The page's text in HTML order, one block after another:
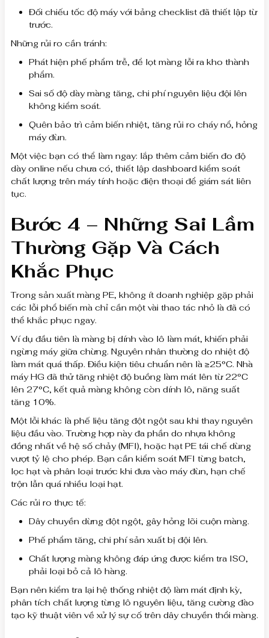
Đối chiếu tốc độ máy với bảng checklist đã thiết lập từ
trước.
Những rủi ro cần tránh:
Phát hiện phế phẩm trễ, để lọt màng lỗi ra kho thành
phẩm.
Sai số độ dày màng tăng, chi phí nguyên liệu đội lên
không kiểm soát.
Quên bảo trì cảm biến nhiệt, tăng rủi ro cháy nổ, hỏng
máy đùn.
Một việc bạn có thể làm ngay: lắp thêm cảm biến đo độ
dày online nếu chưa có, thiết lập dashboard kiểm soát
chất lượng trên máy tính hoặc điện thoại để giám sát liên
tục.
Bước 4 – Những Sai Lầm
Thường Gặp Và Cách
Khắc Phục
Trong sản xuất màng PE, không ít doanh nghiệp gặp phải
các lỗi phổ biến mà chỉ cần một vài thao tác nhỏ là đã có
thể khắc phục ngay.
Ví dụ đầu tiên là màng bị dính vào lô làm mát, khiến phải
ngừng máy giữa chừng. Nguyên nhân thường do nhiệt độ
làm mát quá thấp. Điều kiện tiêu chuẩn nên là ≥25°C. Nhà
máy HG đã thử tăng nhiệt độ buồng làm mát lên từ 22°C
lên 27°C, kết quả màng không còn dính lô, năng suất
tăng 10%.
Một lỗi khác là phế liệu tăng đột ngột sau khi thay nguyên
liệu đầu vào. Trường hợp này đa phần do nhựa không
đồng nhất về hệ số chảy (MFI), hoặc hạt PE tái chế dùng
vượt tỷ lệ cho phép. Bạn cần kiểm soát MFI từng batch,
lọc hạt và phân loại trước khi đưa vào máy đùn, hạn chế
trộn lẫn quá nhiều loại hạt.
Các rủi ro thực tế:
Dây chuyền dừng đột ngột, gây hỏng lõi cuộn màng.
Phế phẩm tăng, chi phí sản xuất bị đội lên.
Chất lượng màng không đáp ứng được kiểm tra ISO,
phải loại bỏ cả lô hàng.
Bạn nên kiểm tra lại hệ thống nhiệt độ làm mát định kỳ,
phân tích chất lượng từng lô nguyên liệu, tăng cường đào
tạo kỹ thuật viên về xử lý sự cố trên dây chuyền thổi màng.